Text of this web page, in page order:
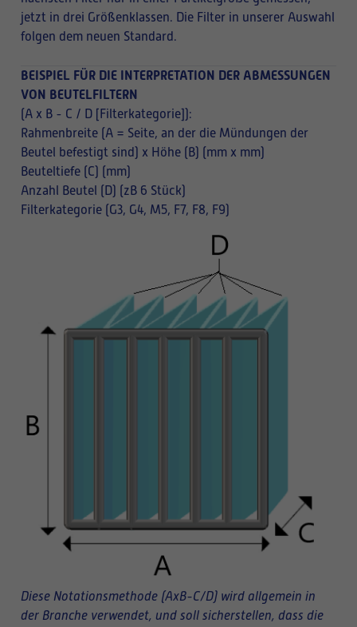
jetzt in drei Größenklassen. Die Filter in unserer Auswahl
folgen dem neuen Standard.
BEISPIEL FÜR DIE INTERPRETATION DER ABMESSUNGEN
VON BEUTELFILTERN
(A x B - C / D [Filterkategorie]):
Rahmenbreite (A = Seite, an der die Mündungen der
Beutel befestigt sind) x Höhe (B) (mm x mm)
Beuteltiefe (C) (mm)
Anzahl Beutel (D) (zB 6 Stück)
Filterkategorie (G3, G4, M5, F7, F8, F9)
Diese Notationsmethode (AxB-C/D) wird allgemein in
der Branche verwendet, und soll sicherstellen, dass die